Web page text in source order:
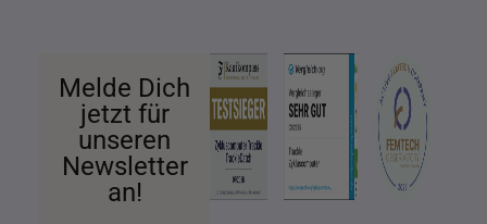
Melde Dich
jetzt für
unseren
Newsletter
an!